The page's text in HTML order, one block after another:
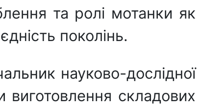
та ролі мотанки як
поколінь.
науково-дослідної
складових